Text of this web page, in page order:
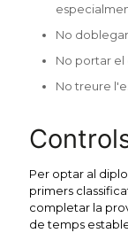
No
No portar el
No treure
Per optar al
primers
completar la
de temps